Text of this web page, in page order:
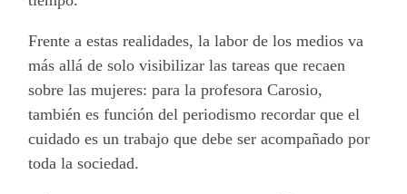
Frente a estas realidades, la labor de los medios va
más allá de solo visibilizar las tareas que recaen
sobre las mujeres: para la profesora Carosio,
también es función del periodismo recordar que el
cuidado es un trabajo que debe ser acompañado por
toda la sociedad.